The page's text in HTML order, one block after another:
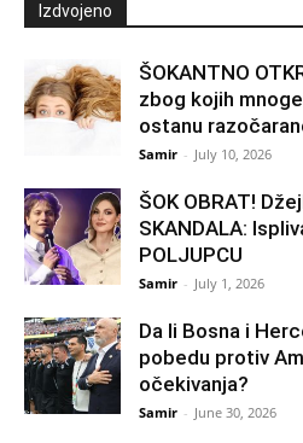
Izdvojeno
ŠOKANTNO
zbog kojih
ostanu
Samir - July 10, 2026
ŠOK OBRAT!
SKANDALA:
POLJUPCU
Samir - July 1, 2026
Da li Bosna i
pobedu protiv
očekivanja?
Samir - June 30, 2026